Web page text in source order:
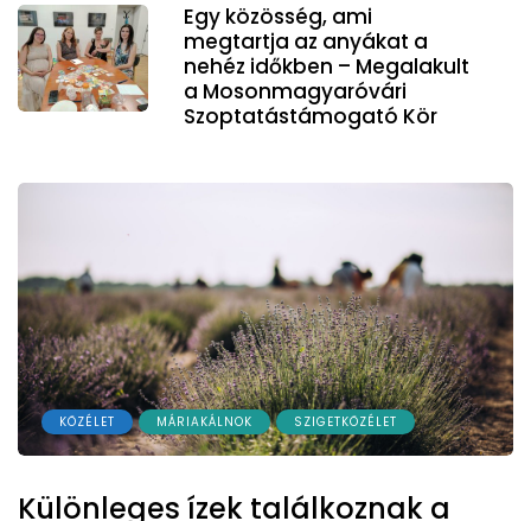
Egy közösség, ami
megtartja az anyákat a
nehéz időkben – Megalakult
a Mosonmagyaróvári
Szoptatástámogató Kör
KÖZÉLET MÁRIAKÁLNOK SZIGETKÖZÉLET
Különleges ízek találkoznak a